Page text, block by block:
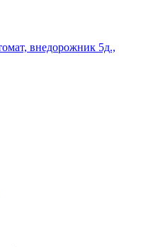
внедорожник 5д.,